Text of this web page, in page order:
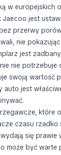
w europejskich
Jaecoo jest
przerwy
nie
jest
nie potrzebuje
swoją wartość
jest
które
czasu rzadko
się
może być warte